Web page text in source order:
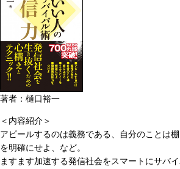
著者：樋口裕一
＜内容紹介＞
アピールするのは義務である、自分のことは
を明確にせよ、など。
ますます加速する発信社会をスマートにサバ